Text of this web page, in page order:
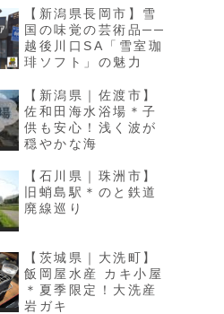
【新潟県長岡市】雪
国の味覚の芸術品──
越後川口SA「雪室珈
琲ソフト」の魅力
【新潟県｜佐渡市】
佐和田海水浴場＊子
供も安心！浅く波が
穏やかな海
【石川県｜珠洲市】
旧蛸島駅＊のと鉄道
廃線巡り
【茨城県｜大洗町】
飯岡屋水産 カキ小屋
＊夏季限定！大洗産
岩ガキ